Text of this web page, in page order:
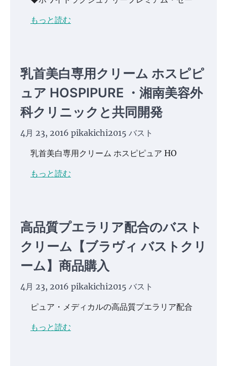
もっと読む
乳首美白専用クリーム ホスピピ
ュア HOSPIPURE ・湘南美容外
科クリニックと共同開発
4月 23, 2016 pikakichi2015 バスト
乳首美白専用クリーム ホスピピュア HO
もっと読む
高品質プエラリア配合のバスト
クリーム【ブラヴィ バストクリ
ーム】商品購入
4月 23, 2016 pikakichi2015 バスト
ピュア・メディカルの高品質プエラリア配合
もっと読む